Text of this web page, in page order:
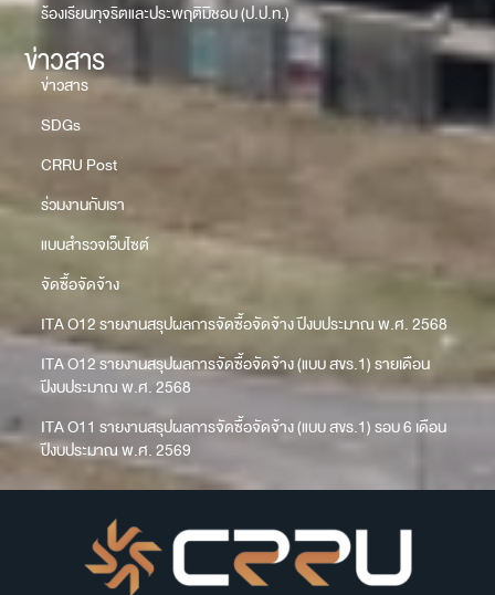
ร้องเรียนทุจริตและประพฤติมิชอบ (ป.ป.ท.)
ข่าวสาร
ข่าวสาร
SDGs
CRRU Post
ร่วมงานกับเรา
แบบสำรวจเว็บไซต์
จัดซื้อจัดจ้าง
ITA O12 รายงานสรุปผลการจัดซื้อจัดจ้าง ปีงบประมาณ พ.ศ. 2568
ITA O12 รายงานสรุปผลการจัดซื้อจัดจ้าง (แบบ สขร.1) รายเดือน
ปีงบประมาณ พ.ศ. 2568
ITA O11 รายงานสรุปผลการจัดซื้อจัดจ้าง (แบบ สขร.1) รอบ 6 เดือน
ปีงบประมาณ พ.ศ. 2569